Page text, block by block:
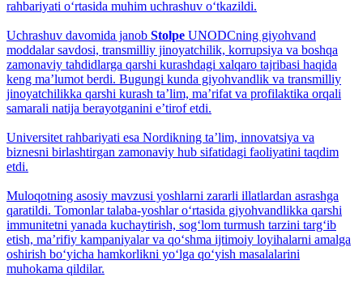
rahbariyati o‘rtasida muhim uchrashuv o‘tkazildi.
Uchrashuv davomida janob Stolpe UNODCning giyohvand
moddalar savdosi, transmilliy jinoyatchilik, korrupsiya va boshqa
zamonaviy tahdidlarga qarshi kurashdagi xalqaro tajribasi haqida
keng maʼlumot berdi. Bugungi kunda giyohvandlik va transmilliy
jinoyatchilikka qarshi kurash taʼlim, maʼrifat va profilaktika orqali
samarali natija berayotganini eʼtirof etdi.
Universitet rahbariyati esa Nordikning taʼlim, innovatsiya va
biznesni birlashtirgan zamonaviy hub sifatidagi faoliyatini taqdim
etdi.
Muloqotning asosiy mavzusi yoshlarni zararli illatlardan asrashga
qaratildi. Tomonlar talaba-yoshlar o‘rtasida giyohvandlikka qarshi
immunitetni yanada kuchaytirish, sog‘lom turmush tarzini targ‘ib
etish, maʼrifiy kampaniyalar va qo‘shma ijtimoiy loyihalarni amalga
oshirish bo‘yicha hamkorlikni yo‘lga qo‘yish masalalarini
muhokama qildilar.